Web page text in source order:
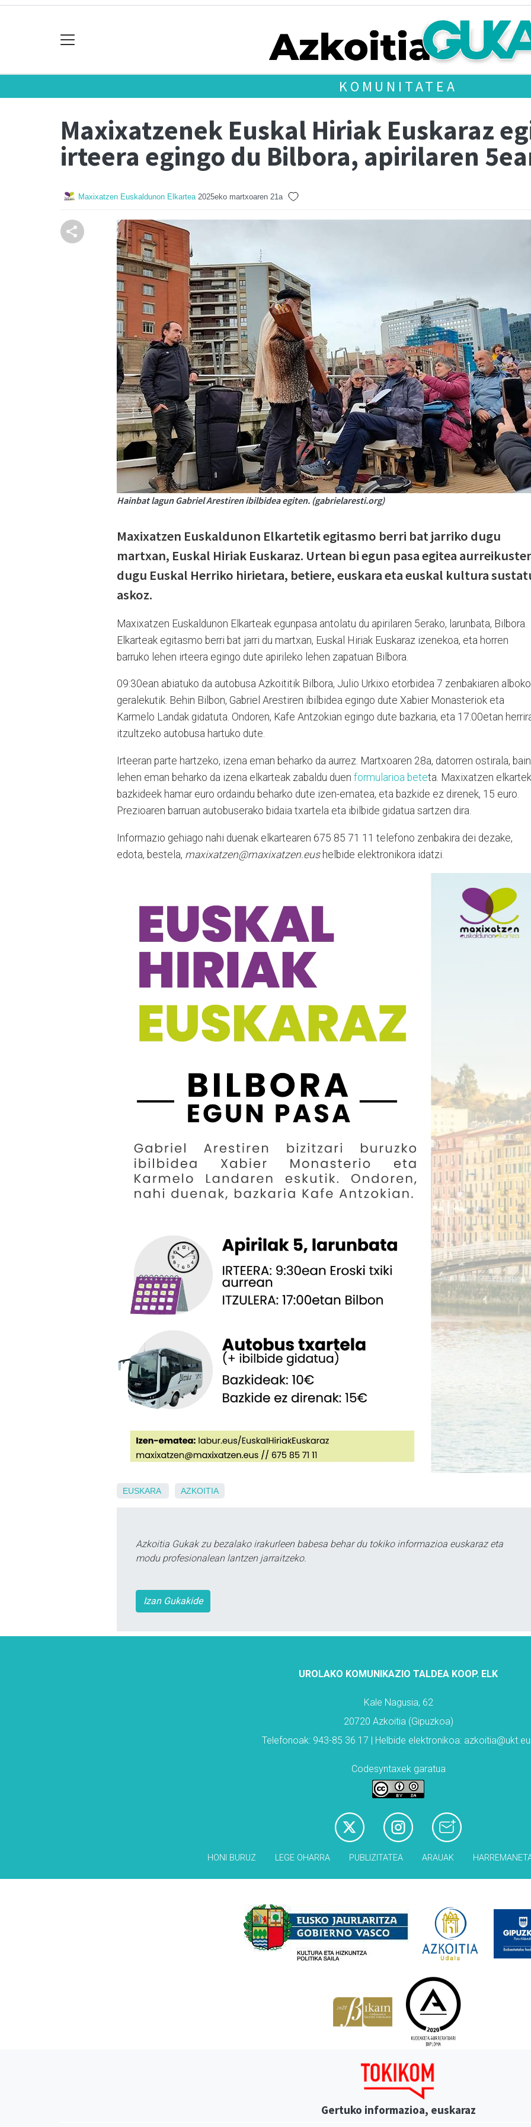
KOMUNITATEA
Maxixatzenek Euskal Hiriak Euskaraz
irteera egingo du Bilbora, apirilaren
Maxixatzen Euskaldunon Elkartea 2025eko martxoaren 21a
Hainbat lagun Gabriel Arestiren ibilbidea egiten. (gabrielaresti.org)
Maxixatzen Euskaldunon Elkartetik egitasmo berri bat jarriko dugu
martxan, Euskal Hiriak Euskaraz. Urtean bi egun pasa egitea
dugu Euskal Herriko hirietara, betiere, euskara eta euskal kultura
askoz.
Maxixatzen Euskaldunon Elkarteak egunpasa antolatu du apirilaren 5erako, larunbata, Bilbora.
Elkarteak egitasmo berri bat jarri du martxan, Euskal Hiriak Euskaraz izenekoa, eta horren
barruko lehen irteera egingo dute apirileko lehen zapatuan Bilbora.
09:30ean abiatuko da autobusa Azkoititik Bilbora, Julio Urkixo etorbidea 7 zenbakiaren alboko
geralekutik. Behin Bilbon, Gabriel Arestiren ibilbidea egingo dute Xabier Monasteriok eta
Karmelo Landak gidatuta. Ondoren, Kafe Antzokian egingo dute bazkaria, eta 17:00etan
itzultzeko autobusa hartuko dute.
Irteeran parte hartzeko, izena eman beharko da aurrez. Martxoaren 28a, datorren ostirala,
lehen eman beharko da izena elkarteak zabaldu duen formularioa beteta. Maxixatzen
bazkideek hamar euro ordaindu beharko dute izen-ematea, eta bazkide ez direnek, 15 euro.
Prezioaren barruan autobuserako bidaia txartela eta ibilbide gidatua sartzen dira.
Informazio gehiago nahi duenak elkartearen 675 85 71 11 telefono zenbakira dei dezake,
edota, bestela, maxixatzen@maxixatzen.eus helbide elektronikora idatzi.
EUSKARA AZKOITIA
Azkoitia Gukak zu bezalako irakurleen babesa behar du tokiko informazioa euskaraz eta
modu profesionalean lantzen jarraitzeko.
Izan Gukakide
UROLAKO KOMUNIKAZIO TALDEA KOOP. ELK
Kale Nagusia, 62
20720 Azkoitia (Gipuzkoa)
Telefonoak: 943-85 36 17 | Helbide elektronikoa:
Codesyntaxek garatua
HONI BURUZ LEGE OHARRA PUBLIZITATEA ARAUAK
Gertuko informazioa, euskaraz